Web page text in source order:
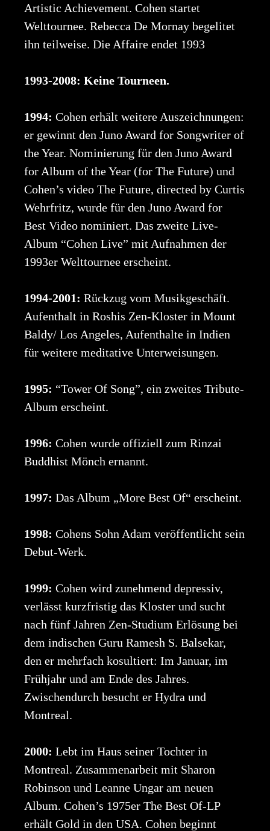
Artistic Achievement. Cohen startet
Welttournee. Rebecca De Mornay begelitet
ihn teilweise. Die Affaire endet 1993
1993-2008: Keine Tourneen.
1994: Cohen erhält weitere Auszeichnungen:
er gewinnt den Juno Award for Songwriter of
the Year. Nominierung für den Juno Award
for Album of the Year (for The Future) und
Cohen’s video The Future, directed by Curtis
Wehrfritz, wurde für den Juno Award for
Best Video nominiert. Das zweite Live-
Album “Cohen Live” mit Aufnahmen der
1993er Welttournee erscheint.
1994-2001: Rückzug vom Musikgeschäft.
Aufenthalt in Roshis Zen-Kloster in Mount
Baldy/ Los Angeles, Aufenthalte in Indien
für weitere meditative Unterweisungen.
1995: “Tower Of Song”, ein zweites Tribute-
Album erscheint.
1996: Cohen wurde offiziell zum Rinzai
Buddhist Mönch ernannt.
1997: Das Album „More Best Of“ erscheint.
1998: Cohens Sohn Adam veröffentlicht sein
Debut-Werk.
1999: Cohen wird zunehmend depressiv,
verlässt kurzfristig das Kloster und sucht
nach fünf Jahren Zen-Studium Erlösung bei
dem indischen Guru Ramesh S. Balsekar,
den er mehrfach kosultiert: Im Januar, im
Frühjahr und am Ende des Jahres.
Zwischendurch besucht er Hydra und
Montreal.
2000: Lebt im Haus seiner Tochter in
Montreal. Zusammenarbeit mit Sharon
Robinson und Leanne Ungar am neuen
Album. Cohen’s 1975er The Best Of-LP
erhält Gold in den USA. Cohen beginnt